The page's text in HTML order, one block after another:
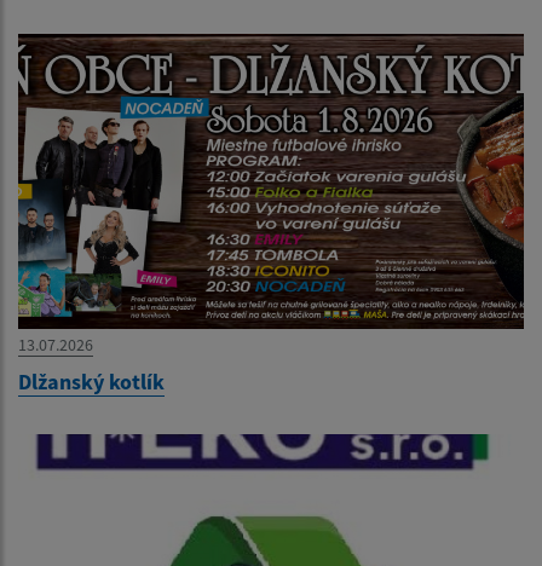
13.07.2026
Dlžanský kotlík